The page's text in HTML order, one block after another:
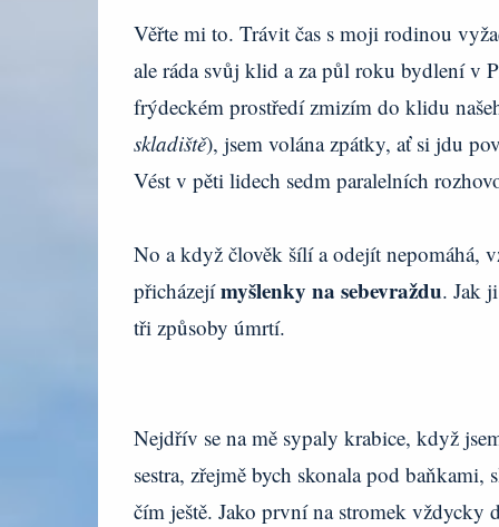
Věřte mi to. Trávit čas s moji rodinou
ale ráda svůj klid a za půl roku bydlení v
frýdeckém prostředí zmizím do klidu
skladiště), jsem volána zpátky, ať si jdu
Vést v pěti lidech sedm paralelních
No a když člověk šílí a odejít nepomáhá,
přicházejímyšlenky na sebevraždu. Jak
tři způsoby úmrtí.
Nejdřív se na mě sypaly krabice, když
sestra, zřejmě bych skonala pod
čím ještě. Jako první na stromek vždycky